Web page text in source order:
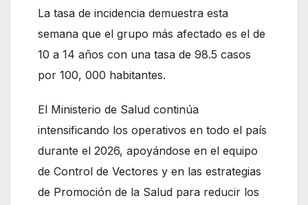
La tasa de incidencia demuestra esta
semana que el grupo más afectado es el de
10 a 14 años con una tasa de 98.5 casos
por 100, 000 habitantes.
El Ministerio de Salud continúa
intensificando los operativos en todo el país
durante el 2026, apoyándose en el equipo
de Control de Vectores y en las estrategias
de Promoción de la Salud para reducir los